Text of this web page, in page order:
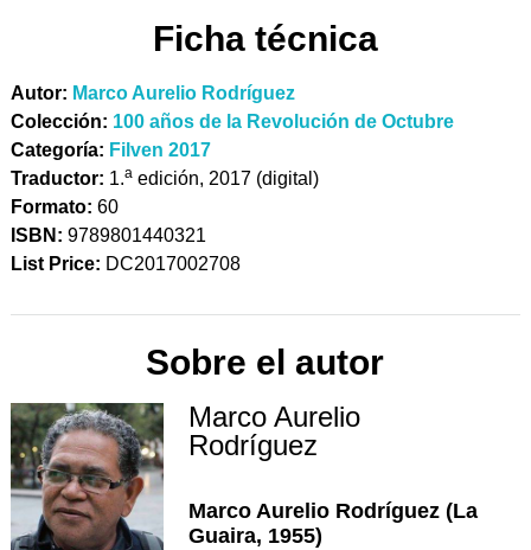
Ficha técnica
Autor: Marco Aurelio Rodríguez
Colección: 100 años de la Revolución de Octubre
Categoría: Filven 2017
Traductor: 1.aedición, 2017 (digital)
Formato: 60
ISBN: 9789801440321
List Price: DC2017002708
Sobre el autor
Marco Aurelio
Rodríguez
Marco Aurelio Rodríguez (La
Guaira, 1955)